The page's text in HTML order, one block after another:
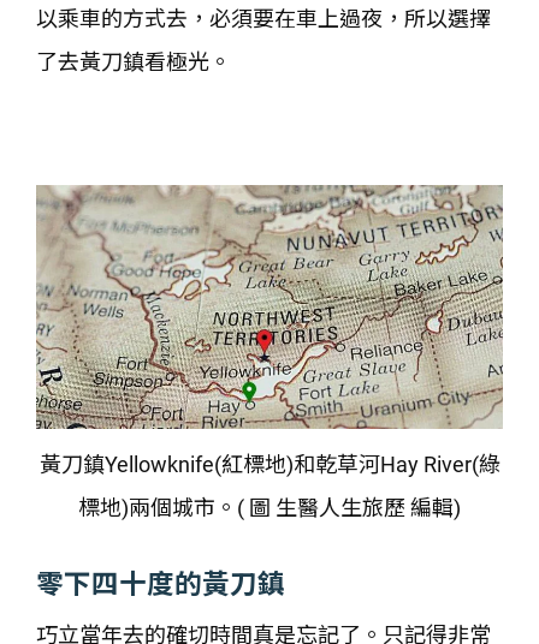
以乘車的方式去，必須要在車上過夜，所以選擇
了去黃刀鎮看極光。
黃刀鎮Yellowknife(紅標地)和乾草河Hay River(綠
標地)兩個城市。( 圖 生醫人生旅歷 編輯)
零下四十度的黃刀鎮
巧立當年去的確切時間真是忘記了。只記得非常